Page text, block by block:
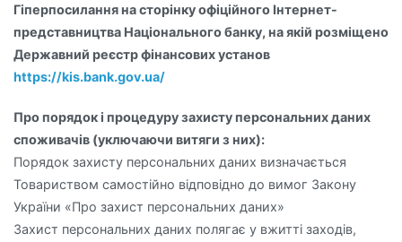
Гіперпосилання на сторінку офіційного Інтернет-
представництва Національного банку, на якій розміщено
Державний реєстр фінансових установ
https://kis.bank.gov.ua/
Про порядок і процедуру захисту персональних даних
споживачів (уключаючи витяги з них):
Порядок захисту персональних даних визначається
Товариством самостійно відповідно до вимог Закону
України «Про захист персональних даних»
Захист персональних даних полягає у вжитті заходів,